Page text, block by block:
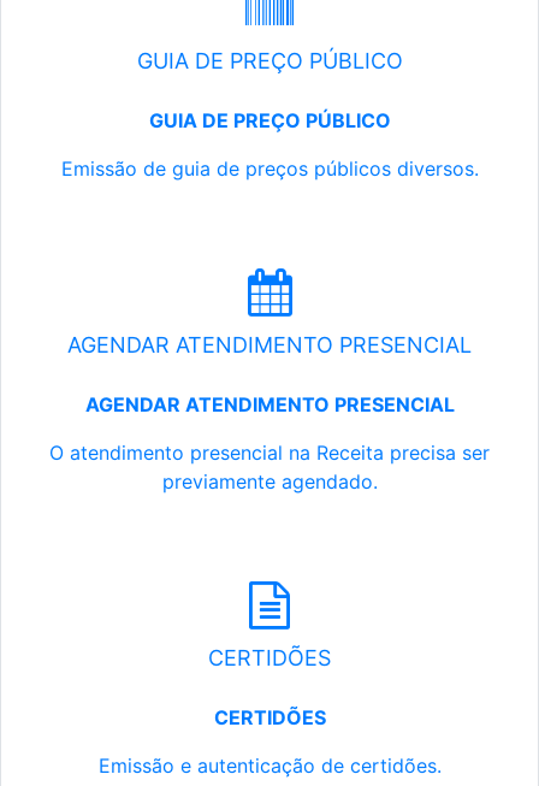
GUIA DE PREÇO PÚBLICO
GUIA DE PREÇO PÚBLICO
Emissão de guia de preços públicos diversos.
AGENDAR ATENDIMENTO PRESENCIAL
AGENDAR ATENDIMENTO PRESENCIAL
O atendimento presencial na Receita precisa ser
previamente agendado.
CERTIDÕES
CERTIDÕES
Emissão e autenticação de certidões.